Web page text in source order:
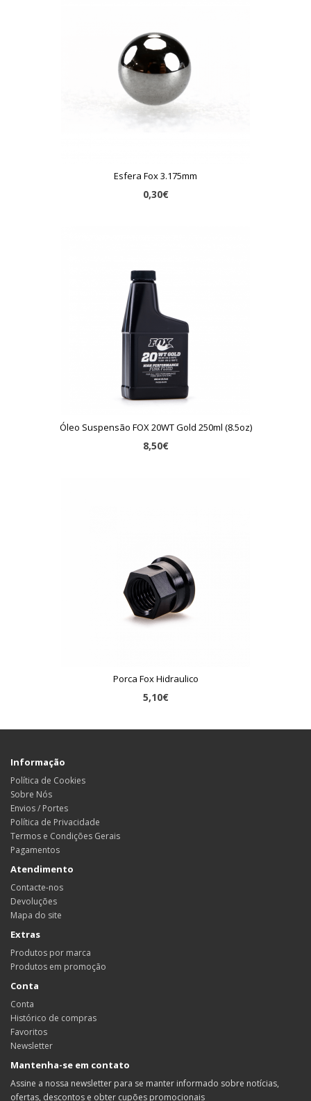
Esfera Fox 3.175mm
0,30€
Óleo Suspensão FOX 20WT Gold 250ml (8.5oz)
8,50€
Porca Fox Hidraulico
5,10€
Informação
Política de Cookies
Sobre Nós
Envios / Portes
Política de Privacidade
Termos e Condições Gerais
Pagamentos
Atendimento
Contacte-nos
Devoluções
Mapa do site
Extras
Produtos por marca
Produtos em promoção
Conta
Conta
Histórico de compras
Favoritos
Newsletter
Mantenha-se em contato
Assine a nossa newsletter para se manter informado sobre notícias,
ofertas, descontos e obter cupões promocionais